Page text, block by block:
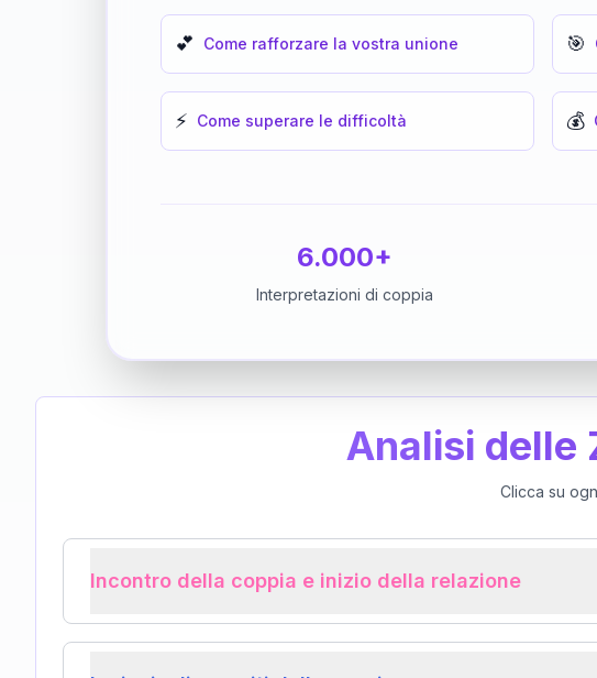
💕 Come rafforzare la vostra unione 🎯
⚡ Come superare le difficoltà 💰
6.000+
Interpretazioni di coppia
Analisi delle
Clicca su
Incontro della coppia e inizio della relazione